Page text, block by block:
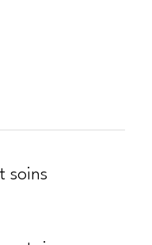
soins